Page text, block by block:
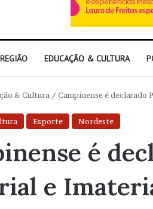
EDUCAÇÃO & CULTURA
& Cultura / Campinense é
Esporte Nordeste
é
e